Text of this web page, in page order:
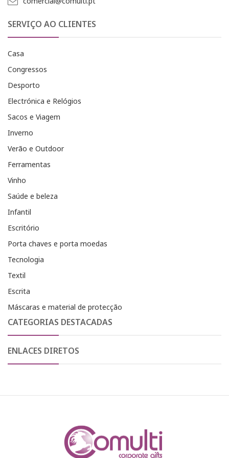
SERVIÇO AO CLIENTES
Casa
Congressos
Desporto
Electrónica e Relógios
Sacos e Viagem
Inverno
Verão e Outdoor
Ferramentas
Vinho
Saúde e beleza
Infantil
Escritório
Porta chaves e porta moedas
Tecnologia
Textil
Escrita
Máscaras e material de protecção
CATEGORIAS DESTACADAS
ENLACES DIRETOS